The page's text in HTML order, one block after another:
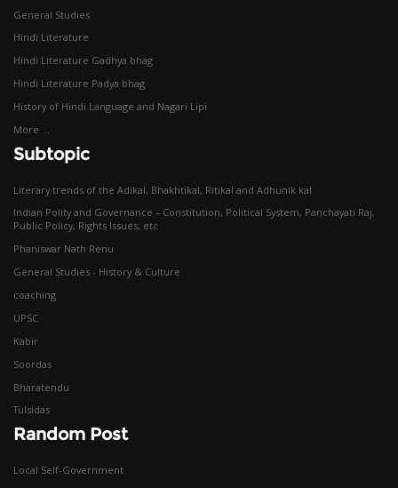
General Studies
Hindi Literature
Hindi Literature Gadhya bhag
Hindi Literature Padya bhag
History of Hindi Language and Nagari Lipi
More ...
Subtopic
Literary trends of the Adikal, Bhakhtikal, Ritikal and Adhunik kal
Indian Polity and Governance – Constitution, Political System, Panchayati Raj,
Public Policy, Rights Issues, etc
Phaniswar Nath Renu
General Studies - History & Culture
coaching
UPSC
Kabir
Soordas
Bharatendu
Tulsidas
Random Post
Local Self-Government